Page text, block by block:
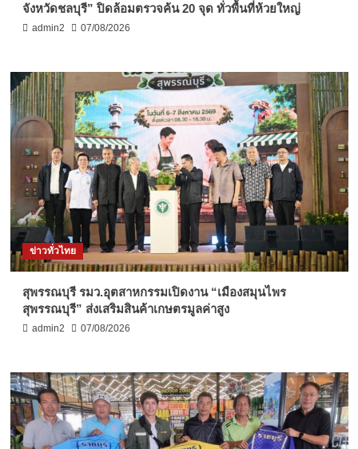
จังหวัดชลบุรี” ปิดล้อมตรวจค้น 20 จุด ทั่วพื้นที่ห้วยใหญ่
admin2 07/08/2026
ข่าวทั่วไทย
สุพรรณบุรี รมว.อุตสาหกรรมเปิดงาน “เมืองสมุนไพร
สุพรรณบุรี” ส่งเสริมสินค้าเกษตรมูลค่าสูง
admin2 07/08/2026